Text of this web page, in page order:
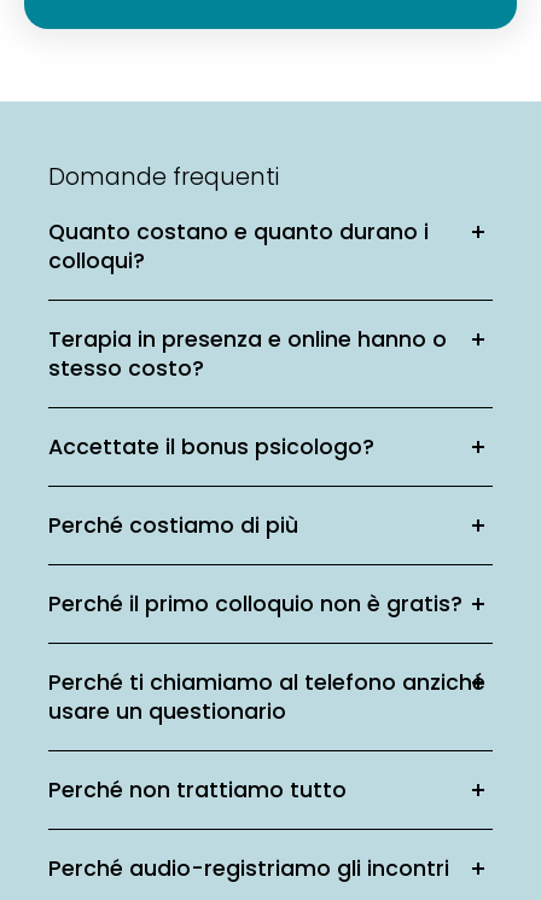
Domande frequenti
Quanto costano e quanto durano i
colloqui?
Terapia in presenza e online hanno o
stesso costo?
Accettate il bonus psicologo?
Perché costiamo di più
Perché il primo colloquio non è gratis?
Perché ti chiamiamo al telefono anziché
usare un questionario
Perché non trattiamo tutto
Perché audio-registriamo gli incontri